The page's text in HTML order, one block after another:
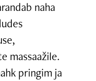
naha
massaažile.
pringim ja